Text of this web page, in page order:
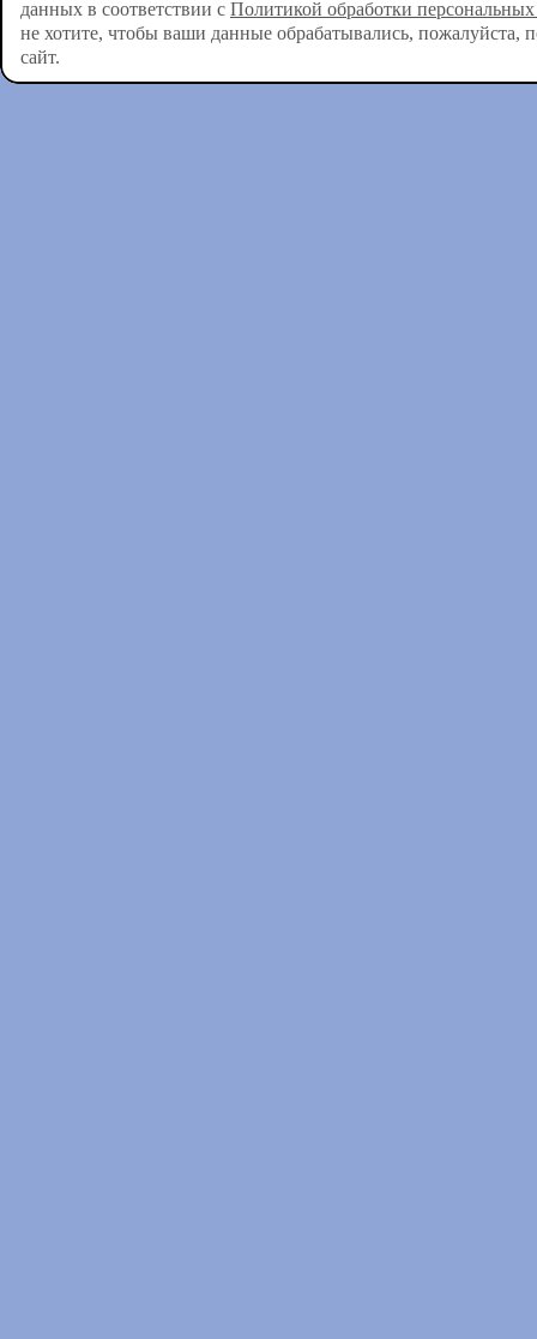
данных в соответствии с Политикой обработки
не хотите, чтобы ваши данные обрабатывались, пожалуйста,
сайт.